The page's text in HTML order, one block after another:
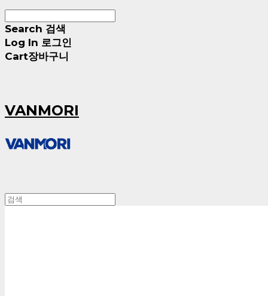
Search 검색
Log In 로그인
Cart장바구니
VANMORI